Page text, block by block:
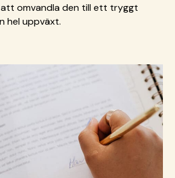
omvandla den till ett tryggt
hel uppväxt.